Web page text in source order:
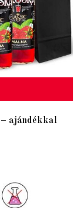
– ajándékkal